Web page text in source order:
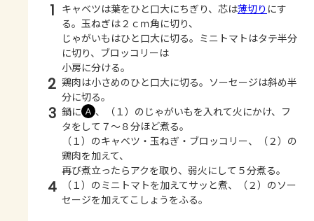
1 キャベツは葉をひと口大にちぎり、芯は薄切り にす
る。玉ねぎは２ｃｍ角に切り、
じゃがいもはひと口大に切る。ミニトマトはタテ半分
に切り、ブロッコリーは
小房に分ける。
2 鶏肉は小さめのひと口大に切る。ソーセージは斜め半
分に切る。
3 鍋に Ａ 、（１）のじゃがいもを入れて火にかけ、フ
タをして７～８分ほど煮る。
（１）のキャベツ・玉ねぎ・ブロッコリー、（２）の
鶏肉を加えて、
再び煮立ったらアクを取り、弱火にして５分煮る。
4
（１）のミニトマトを加えてサッと煮、（２）のソー
セージを加えてこしょうをふる。